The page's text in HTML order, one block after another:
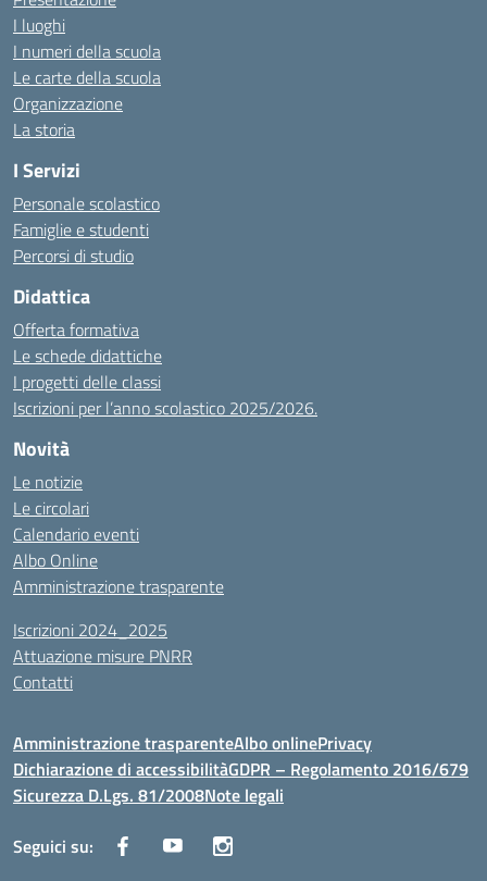
I luoghi
I numeri della scuola
Le carte della scuola
Organizzazione
La storia
I Servizi
Personale scolastico
Famiglie e studenti
Percorsi di studio
Didattica
Offerta formativa
Le schede didattiche
I progetti delle classi
Iscrizioni per l’anno scolastico 2025/2026.
Novità
Le notizie
Le circolari
Calendario eventi
Albo Online
Amministrazione trasparente
Iscrizioni 2024_2025
Attuazione misure PNRR
Contatti
Amministrazione trasparenteAlbo onlinePrivacy
Dichiarazione di accessibilitàGDPR – Regolamento 2016/679
Sicurezza D.Lgs. 81/2008Note legali
Seguici su: